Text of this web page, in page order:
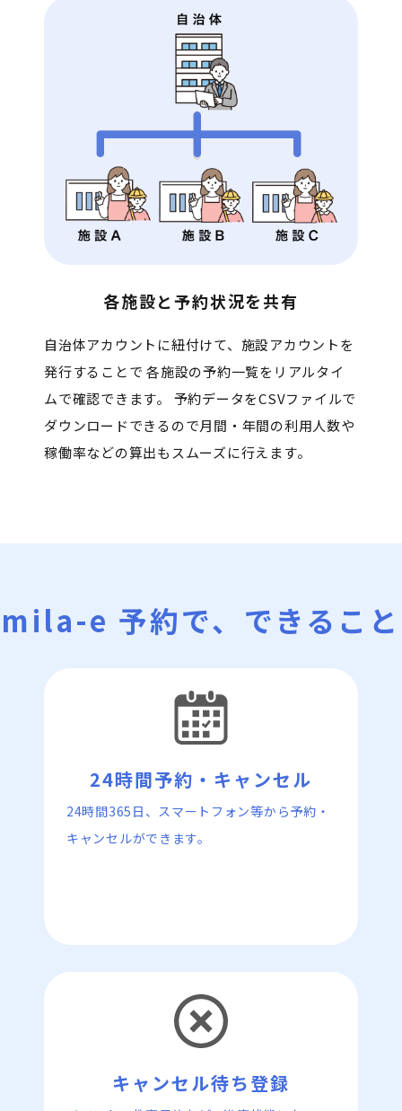
各施設と予約状況を共有
自治体アカウントに紐付けて、施設アカウントを
発行することで 各施設の予約一覧をリアルタイ
ムで確認できます。 予約データをCSVファイルで
ダウンロードできるので月間・年間の利用人数や
稼働率などの算出もスムーズに行えます。
mila-e 予約で、できること
24時間予約・キャンセル
24時間365日、スマートフォン等から予約・
キャンセルができます。
キャンセル待ち登録